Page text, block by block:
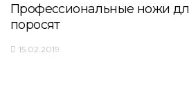
Профессиональные ножи
поросят
15.02.2019